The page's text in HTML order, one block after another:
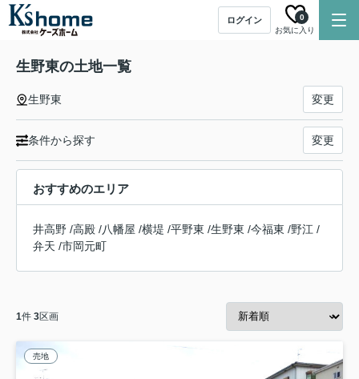
ログイン
お気に入り
0
生野東の土地一覧
生野東 変更
条件から探す 変更
おすすめのエリア
井高野 /高殿 /八幡屋 /横堤 /平野東 /生野東 /今福東 /野江 /
弁天 /市岡元町
1件 3区画
売地